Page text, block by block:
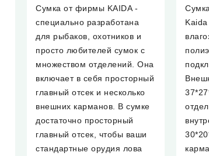
Сумка от фирмы KAIDA -
специально разработана
для рыбаков, охотников и
просто любителей сумок с
множеством отделений. Она
включает в себя просторный
главный отсек и несколько
внешних карманов. В сумке
достаточно просторный
главный отсек, чтобы ваши
стандартные орудия лова